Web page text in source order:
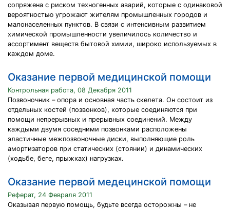
сопряжена с риском техногенных аварий, которые с одинаковой
вероятностью угрожают жителям промышленных городов и
малонаселенных пунктов. В связи с интенсивным развитием
химической промышленности увеличилось количество и
ассортимент веществ бытовой химии, широко используемых в
каждом доме.
Оказание первой медицинской помощи
Контрольная работа, 08 Декабря 2011
Позвоночник – опора и основная часть скелета. Он состоит из
отдельных костей (позвонков), которые соединяются при
помощи непрерывных и прерывных соединений. Между
каждыми двумя соседними позвонками расположены
эластичные межпозвоночные диски, выполняющие роль
амортизаторов при статических (стоянии) и динамических
(ходьбе, беге, прыжках) нагрузках.
Оказание первой медецинской помощи
Реферат, 24 Февраля 2011
Оказывая первую помощь, будьте всегда осторожны – не